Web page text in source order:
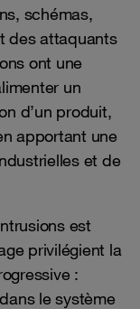
schémas,
des attaquants
ont une
un
d’un produit,
apportant une
et de
est
privilégient la
:
le système